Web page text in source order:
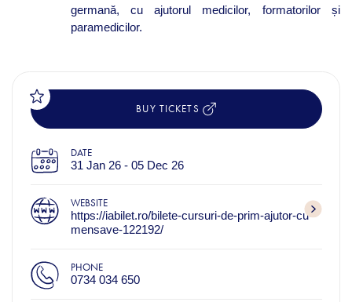
germană, cu ajutorul medicilor, formatorilor și
paramedicilor.
BUY TICKETS
DATE
31 Jan 26 - 05 Dec 26
WEBSITE
https://iabilet.ro/bilete-cursuri-de-prim-ajutor-cu-
mensave-122192/
PHONE
0734 034 650